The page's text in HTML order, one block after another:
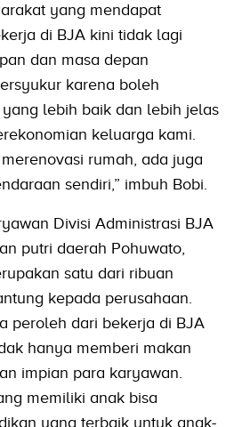
yang mendapat
di BJA kini tidak lagi
dan masa depan
karena boleh
lebih baik dan lebih jelas
keluarga kami.
rumah, ada juga
sendiri,” imbuh Bobi.
Divisi Administrasi BJA
putri daerah Pohuwato,
satu dari ribuan
kepada perusahaan.
peroleh dari bekerja di BJA
hanya memberi makan
impian para karyawan.
memiliki anak bisa
yang terbaik untuk anak-